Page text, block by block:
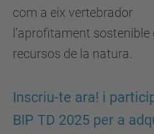
com a eix vertebrador
l’aprofitament sostenible
recursos de la natura.
Inscriu-te ara! i
BIP TD 2025 per a